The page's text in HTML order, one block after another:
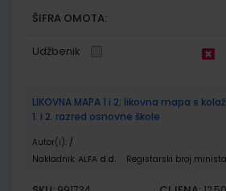
ŠIFRA OMOTA:
Udžbenik
LIKOVNA MAPA 1 i 2; likovna mapa s
1. i 2. razred osnovne škole
Autor(i): /
Nakladnik: ALFA d.d. Registarski broj